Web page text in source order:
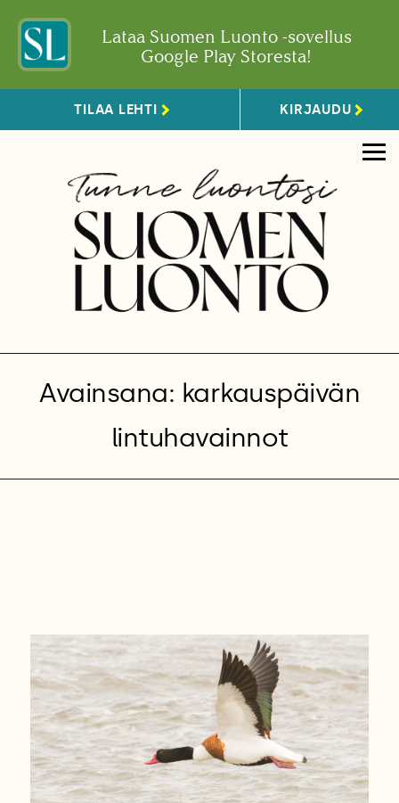
Lataa Suomen Luonto -sovellus
Google Play Storesta!
TILAA LEHTI KIRJAUDU
Avainsana: karkauspäivän
lintuhavainnot